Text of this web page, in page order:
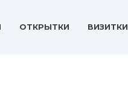
ОТКРЫТКИ ВИЗИТКИ